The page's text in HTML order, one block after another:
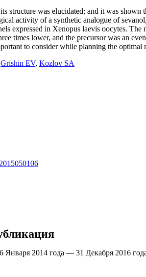
structure was elucidated; and it was
activity of a synthetic analogue of
expressed in Xenopus laevis oocytes.
times lower, and the precursor was an
to consider while planning the optimal
Grishin EV, Kozlov SA
Января 2014 года — 31 Декабря 2016